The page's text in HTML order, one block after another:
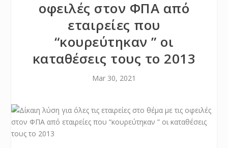
οφειλές στον ΦΠΑ από
εταιρείες που
“κουρεύτηκαν ” oι
καταθέσεις τους το 2013
Mar 30, 2021